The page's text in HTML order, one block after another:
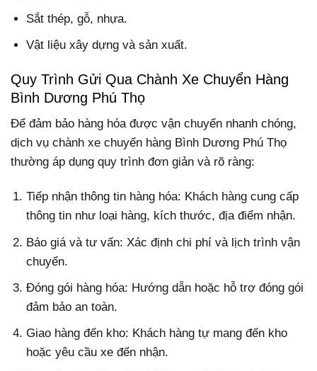
Sắt thép, gỗ, nhựa.
Vật liệu xây dựng và sản xuất.
Quy Trình Gửi Qua Chành Xe Chuyển Hàng
Bình Dương Phú Thọ
Để đảm bảo hàng hóa được vận chuyển nhanh chóng,
dịch vụ chành xe chuyển hàng Bình Dương Phú Thọ
thường áp dụng quy trình đơn giản và rõ ràng:
Tiếp nhận thông tin hàng hóa: Khách hàng cung cấp
thông tin như loại hàng, kích thước, địa điểm nhận.
Báo giá và tư vấn: Xác định chi phí và lịch trình vận
chuyển.
Đóng gói hàng hóa: Hướng dẫn hoặc hỗ trợ đóng gói
đảm bảo an toàn.
Giao hàng đến kho: Khách hàng tự mang đến kho
hoặc yêu cầu xe đến nhận.